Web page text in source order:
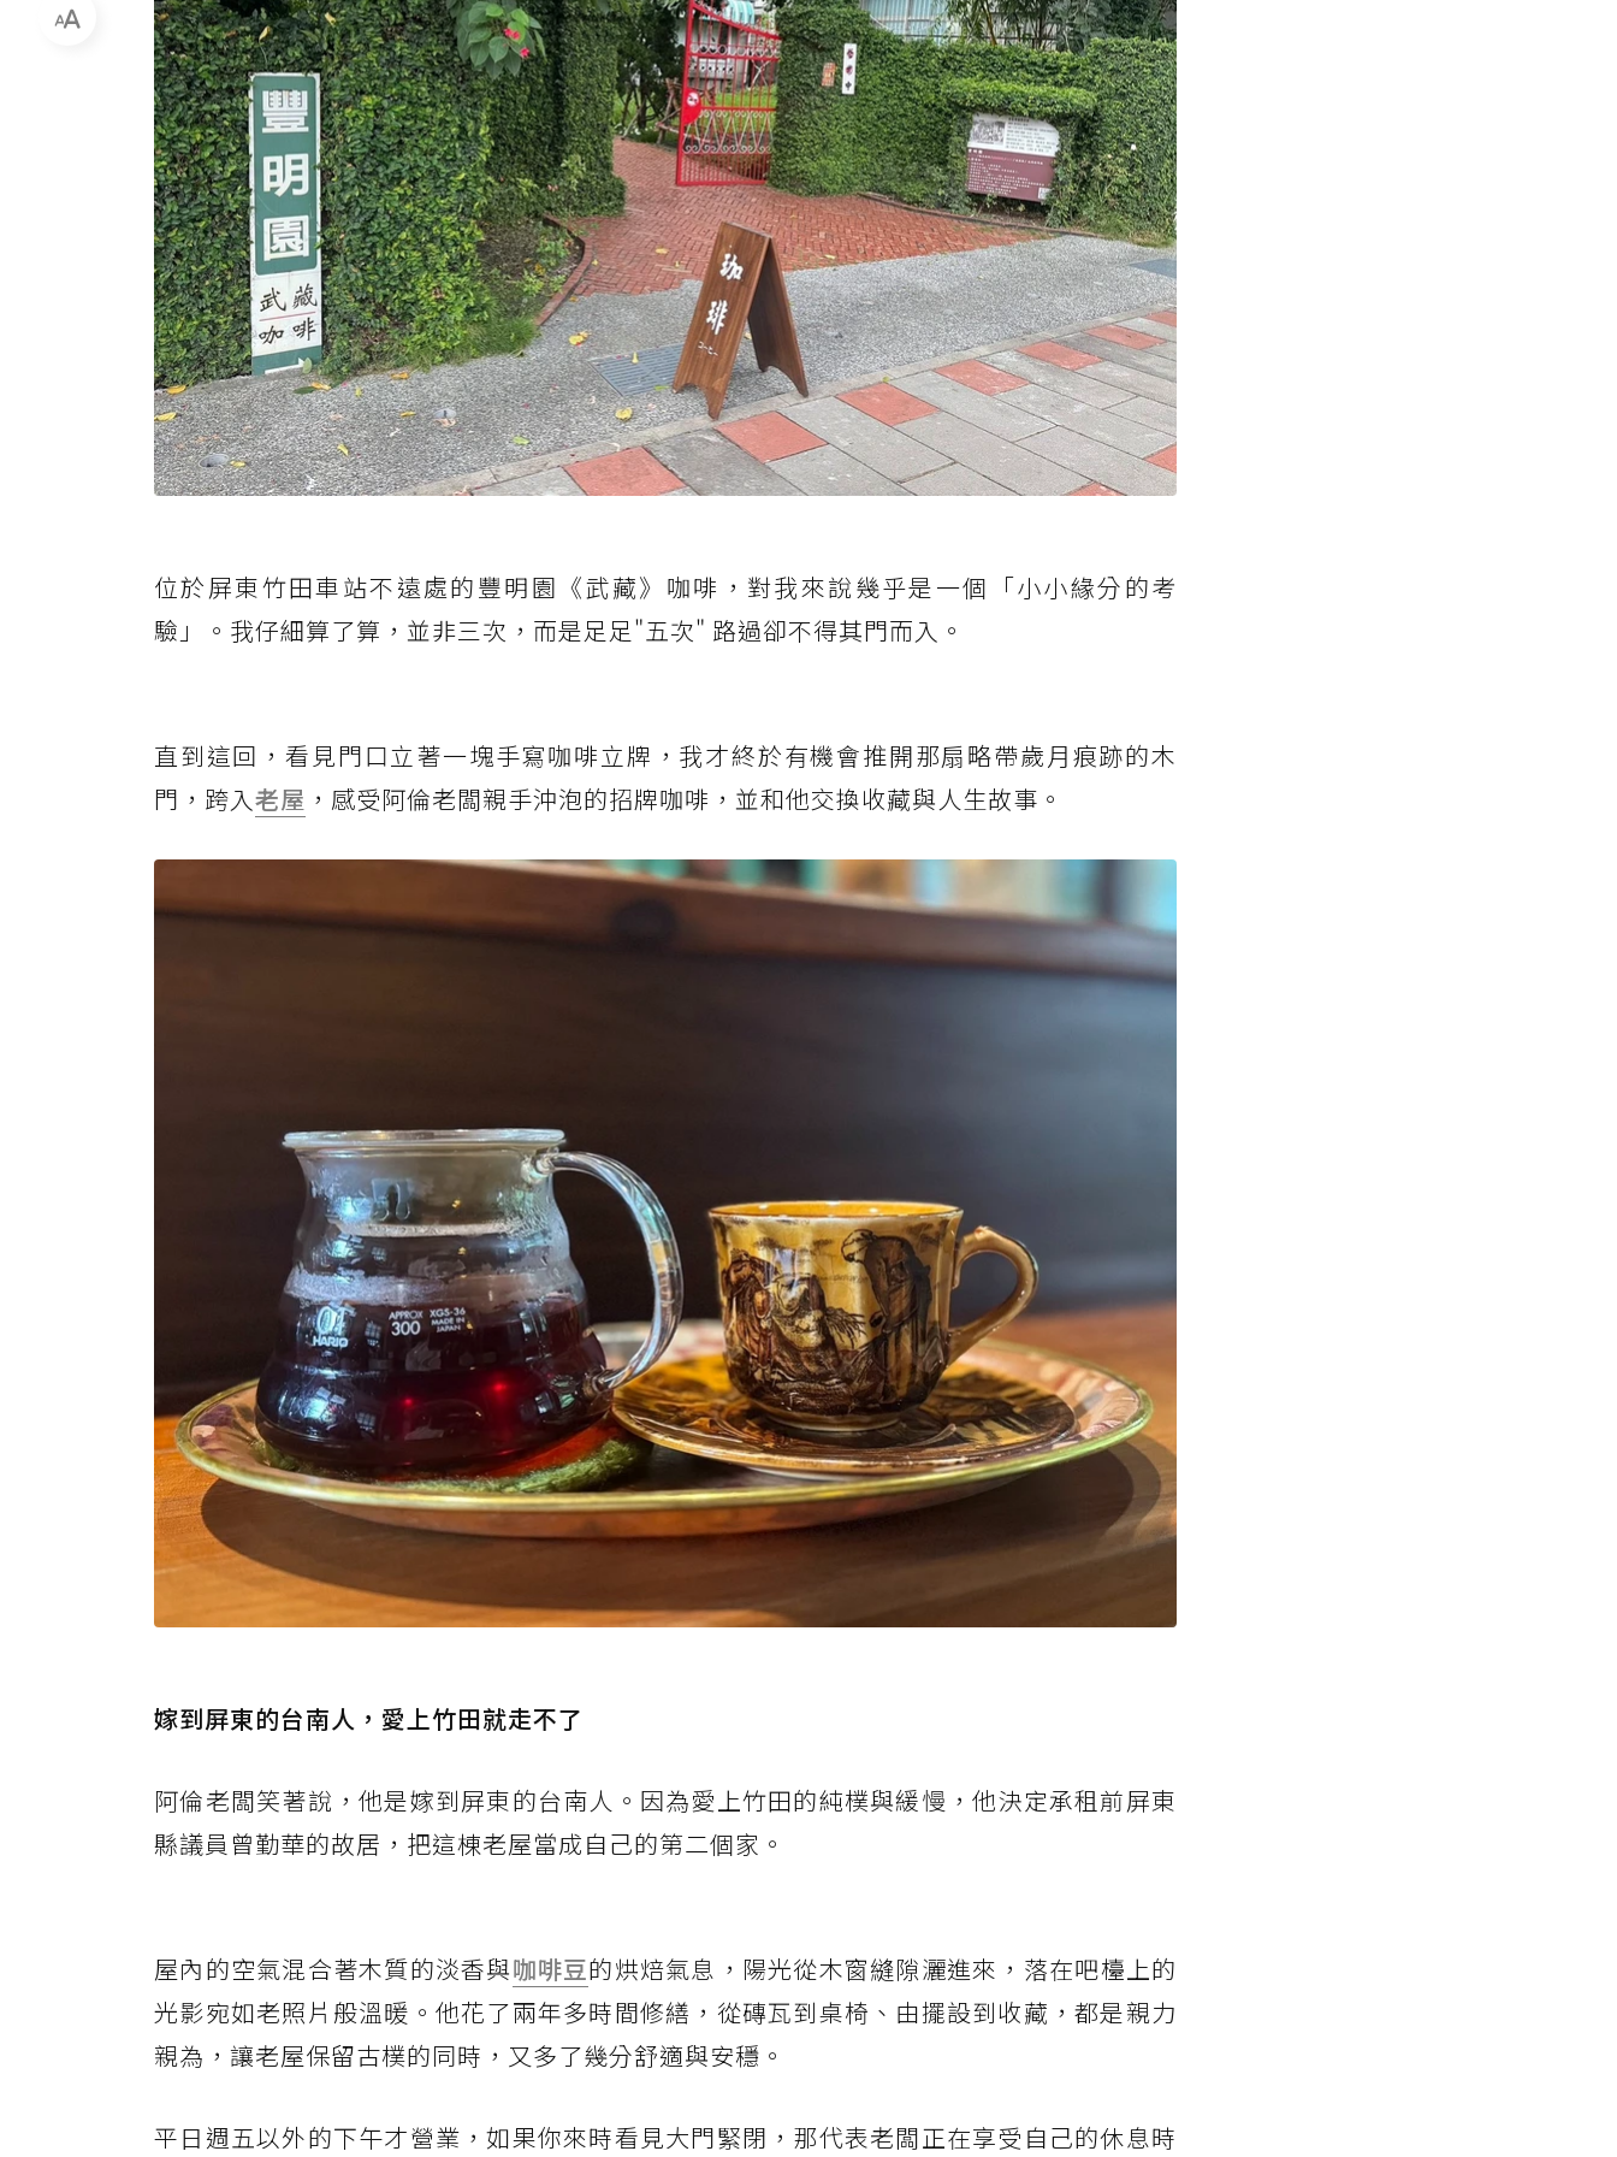
位於屏東竹田車站不遠處的豐明園《武藏》咖啡，對我來說幾乎是一個「小小緣分的考
驗」。我仔細算了算，並非三次，而是足足"五次" 路過卻不得其門而入。
直到這回，看見門口立著一塊手寫咖啡立牌，我才終於有機會推開那扇略帶歲月痕跡的木
門，跨入老屋 ，感受阿倫老闆親手沖泡的招牌咖啡，並和他交換收藏與人生故事。
嫁到屏東的台南人，愛上竹田就走不了
阿倫老闆笑著說，他是嫁到屏東的台南人。因為愛上竹田的純樸與緩慢，他決定承租前屏東
縣議員曾勤華的故居，把這棟老屋當成自己的第二個家。
屋內的空氣混合著木質的淡香與咖啡豆的烘焙氣息，陽光從木窗縫隙灑進來，落在吧檯上的
光影宛如老照片般溫暖。他花了兩年多時間修繕，從磚瓦到桌椅、由擺設到收藏，都是親力
親為，讓老屋保留古樸的同時，又多了幾分舒適與安穩。
平日週五以外的下午才營業，如果你來時看見大門緊閉，那代表老闆正在享受自己的休息時